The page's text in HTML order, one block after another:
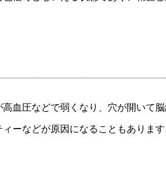
血圧などで弱くなり、穴が開いて
ィーなどが原因になることもありま